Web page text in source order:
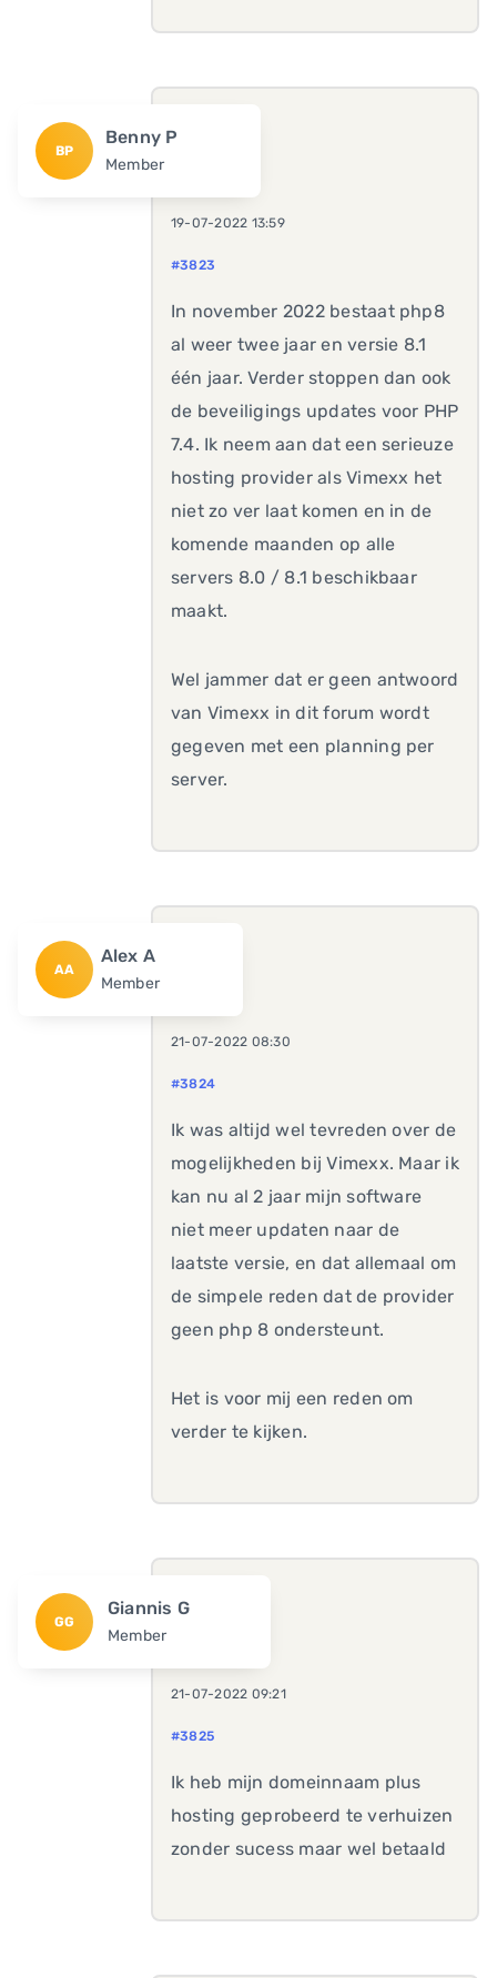
BP
Benny P
Member
19-07-2022 13:59
#3823
In november 2022 bestaat php8
al weer twee jaar en versie 8.1
één jaar. Verder stoppen dan ook
de beveiligings updates voor PHP
7.4. Ik neem aan dat een serieuze
hosting provider als Vimexx het
niet zo ver laat komen en in de
komende maanden op alle
servers 8.0 / 8.1 beschikbaar
maakt.
Wel jammer dat er geen antwoord
van Vimexx in dit forum wordt
gegeven met een planning per
server.
AA
Alex A
Member
21-07-2022 08:30
#3824
Ik was altijd wel tevreden over de
mogelijkheden bij Vimexx. Maar ik
kan nu al 2 jaar mijn software
niet meer updaten naar de
laatste versie, en dat allemaal om
de simpele reden dat de provider
geen php 8 ondersteunt.
Het is voor mij een reden om
verder te kijken.
GG
Giannis G
Member
21-07-2022 09:21
#3825
Ik heb mijn domeinnaam plus
hosting geprobeerd te verhuizen
zonder sucess maar wel betaald